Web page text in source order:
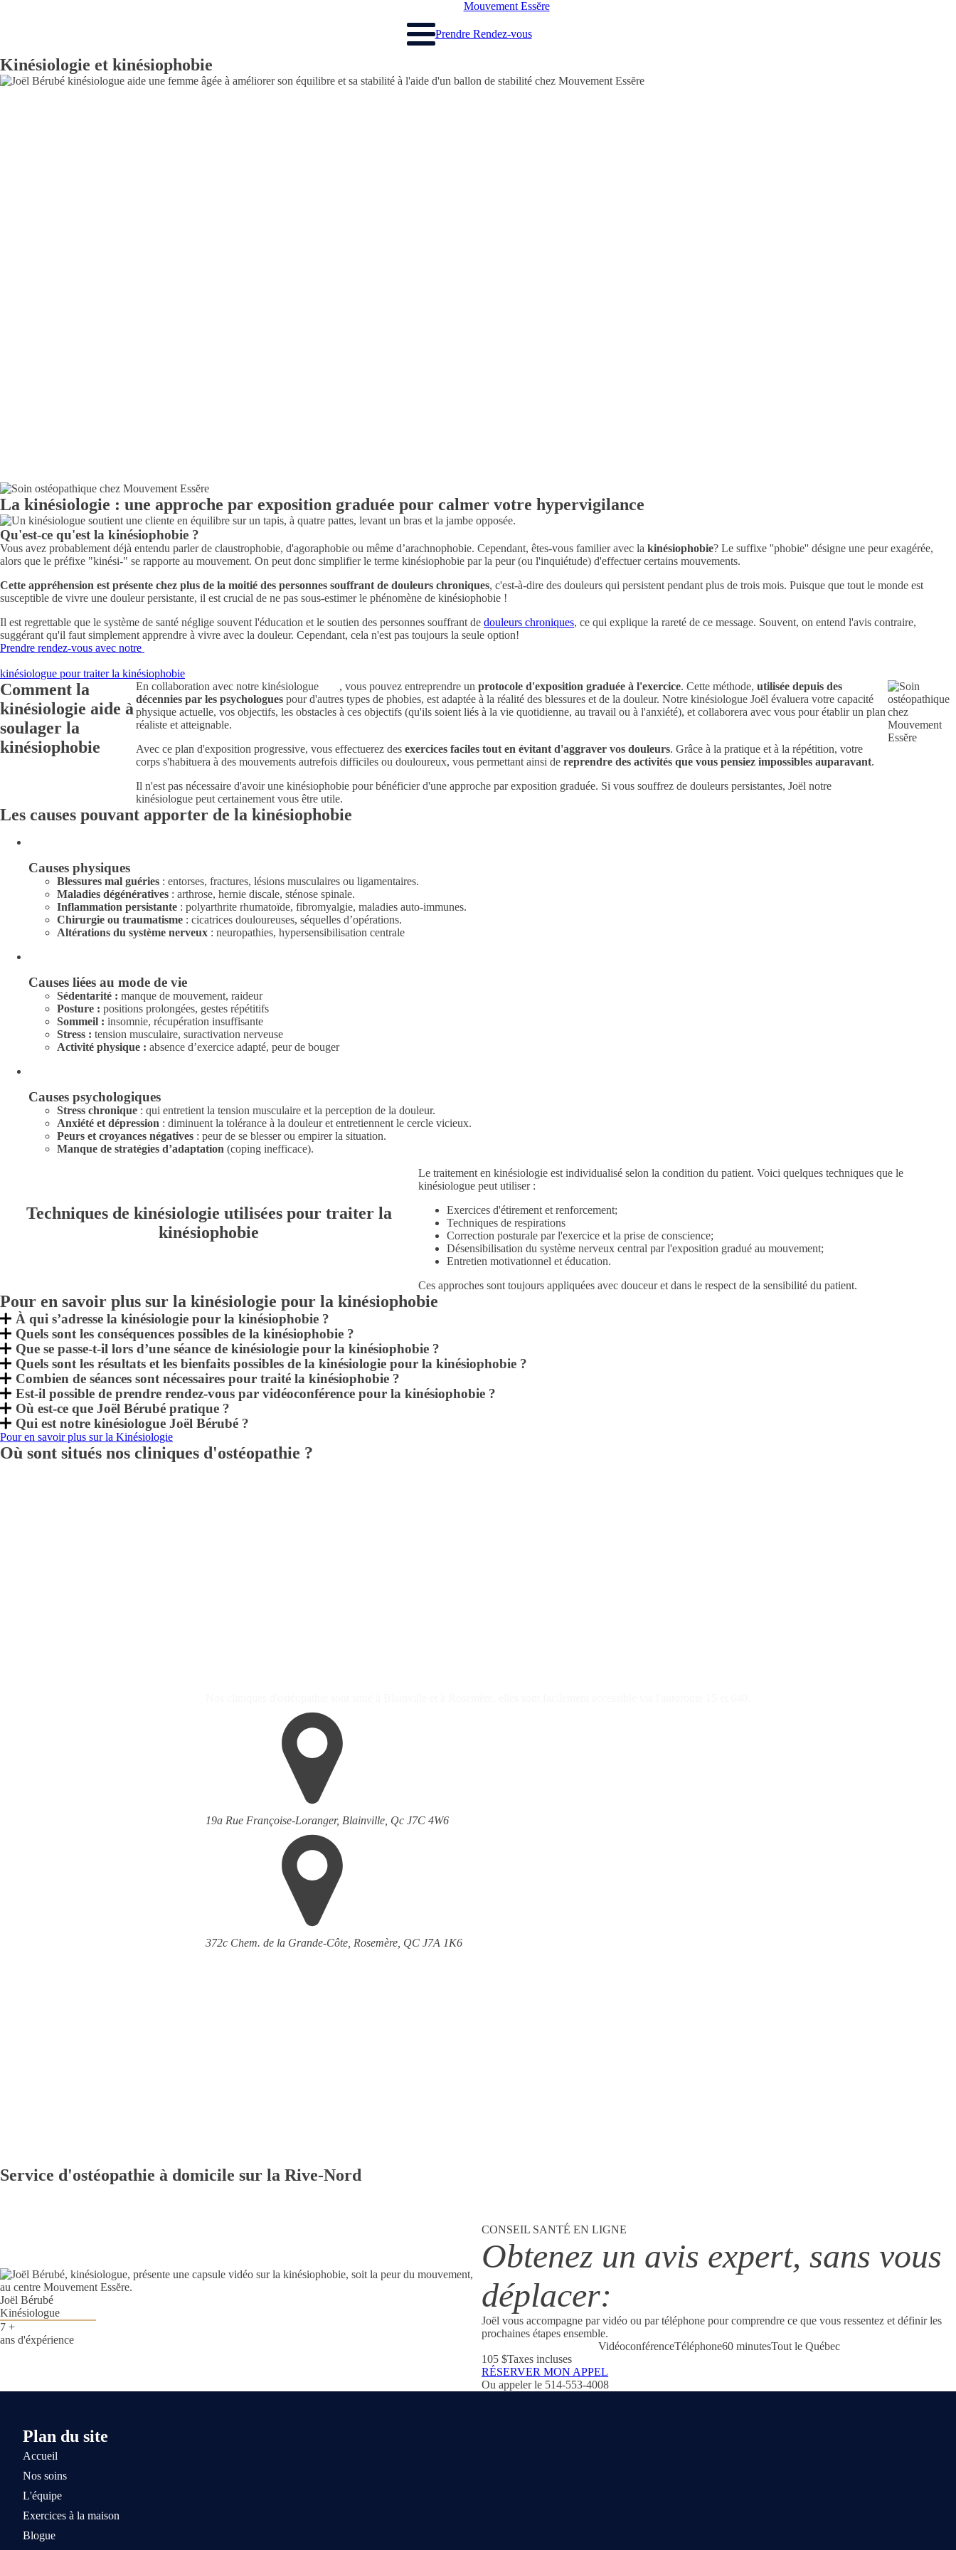
Mouvement Essĕre
Prendre Rendez-vous
Kinésiologie et kinésiophobie
La kinésiologie : une approche par exposition graduée pour calmer votre hypervigilance
Qu'est-ce qu'est la kinésiophobie ?
Vous avez probablement déjà entendu parler de claustrophobie, d'agoraphobie ou même d’arachnophobie. Cependant, êtes-vous familier avec la kinésiophobie? Le suffixe ''phobie'' désigne une peur exagérée,
alors que le préfixe "kinési-" se rapporte au mouvement. On peut donc simplifier le terme kinésiophobie par la peur (ou l'inquiétude) d'effectuer certains mouvements.
Cette appréhension est présente chez plus de la moitié des personnes souffrant de douleurs chroniques, c'est-à-dire des douleurs qui persistent pendant plus de trois mois. Puisque que tout le monde est
susceptible de vivre une douleur persistante, il est crucial de ne pas sous-estimer le phénomène de kinésiophobie !
Il est regrettable que le système de santé néglige souvent l'éducation et le soutien des personnes souffrant de douleurs chroniques, ce qui explique la rareté de ce message. Souvent, on entend l'avis contraire,
suggérant qu'il faut simplement apprendre à vivre avec la douleur. Cependant, cela n'est pas toujours la seule option!
Prendre rendez-vous avec notre
kinésiologue pour traiter la kinésiophobie
Comment la
kinésiologie aide à
soulager la
kinésiophobie
En collaboration avec notre kinésiologue , vous pouvez entreprendre unprotocole d'exposition graduée à l'exercice. Cette méthode,utilisée depuis des
décennies par les psychologues pour d'autres types de phobies, est adaptée à la réalité des blessures et de la douleur. Notre kinésiologue Joël évaluera votre capacité
physique actuelle, vos objectifs, les obstacles à ces objectifs (qu'ils soient liés à la vie quotidienne, au travail ou à l'anxiété), et collaborera avec vous pour établir un plan
réaliste et atteignable.
Avec ce plan d'exposition progressive, vous effectuerez desexercices faciles tout en évitant d'aggraver vos douleurs. Grâce à la pratique et à la répétition, votre
corps s'habituera à des mouvements autrefois difficiles ou douloureux, vous permettant ainsi dereprendre des activités que vous pensiez impossibles auparavant.
Il n'est pas nécessaire d'avoir une kinésiophobie pour bénéficier d'une approche par exposition graduée. Si vous souffrez de douleurs persistantes, Joël notre
kinésiologue peut certainement vous être utile.
Les causes pouvant apporter de la kinésiophobie
Causes physiques
Blessures mal guéries : entorses, fractures, lésions musculaires ou ligamentaires.
Maladies dégénératives : arthrose, hernie discale, sténose spinale.
Inflammation persistante : polyarthrite rhumatoïde, fibromyalgie, maladies auto-immunes.
Chirurgie ou traumatisme : cicatrices douloureuses, séquelles d’opérations.
Altérations du système nerveux : neuropathies, hypersensibilisation centrale
Causes liées au mode de vie
Sédentarité : manque de mouvement, raideur
Posture : positions prolongées, gestes répétitifs
Sommeil : insomnie, récupération insuffisante
Stress : tension musculaire, suractivation nerveuse
Activité physique : absence d’exercice adapté, peur de bouger
Causes psychologiques
Stress chronique : qui entretient la tension musculaire et la perception de la douleur.
Anxiété et dépression : diminuent la tolérance à la douleur et entretiennent le cercle vicieux.
Peurs et croyances négatives : peur de se blesser ou empirer la situation.
Manque de stratégies d’adaptation (coping inefficace).
Techniques de kinésiologie utilisées pour traiter la
kinésiophobie
Le traitement en kinésiologie est individualisé selon la condition du patient. Voici quelques techniques que le
kinésiologue peut utiliser :
Exercices d'étirement et renforcement;
Techniques de respirations
Correction posturale par l'exercice et la prise de conscience;
Désensibilisation du système nerveux central par l'exposition gradué au mouvement;
Entretien motivationnel et éducation.
Ces approches sont toujours appliquées avec douceur et dans le respect de la sensibilité du patient.
Pour en savoir plus sur la kinésiologie pour la kinésiophobie
À qui s’adresse la kinésiologie pour la kinésiophobie ?
Quels sont les conséquences possibles de la kinésiophobie ?
Que se passe-t-il lors d’une séance de kinésiologie pour la kinésiophobie ?
Quels sont les résultats et les bienfaits possibles de la kinésiologie pour la kinésiophobie ?
Combien de séances sont nécessaires pour traité la kinésiophobie ?
Est-il possible de prendre rendez-vous par vidéoconférence pour la kinésiophobie ?
Où est-ce que Joël Bérubé pratique ?
Qui est notre kinésiologue Joël Bérubé ?
Pour en savoir plus sur la Kinésiologie
Où sont situés nos cliniques d'ostéopathie ?
19a Rue Françoise-Loranger, Blainville, Qc J7C 4W6
372c Chem. de la Grande-Côte, Rosemère, QC J7A 1K6
Service d'ostéopathie à domicile sur la Rive-Nord
Joël Bérubé
Kinésiologue
7 +
ans d'éxpérience
CONSEIL SANTÉ EN LIGNE
Obtenez un avis expert, sans vous
déplacer:
Joël vous accompagne par vidéo ou par téléphone pour comprendre ce que vous ressentez et définir les
prochaines étapes ensemble.
VidéoconférenceTéléphone60 minutesTout le Québec
105 $Taxes incluses
RÉSERVER MON APPEL
Ou appeler le 514-553-4008
Plan du site
Accueil
Nos soins
L'équipe
Exercices à la maison
Blogue